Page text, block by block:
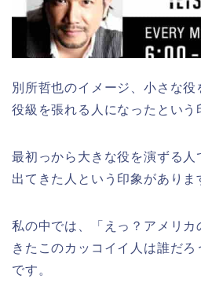
別所哲也のイメージ、小さな
役級を張れる人になったという
最初っから大きな役を演ずる人
出てきた人という印象がありま
私の中では、「えっ？アメリカ
きたこのカッコイイ人は誰だ
です。